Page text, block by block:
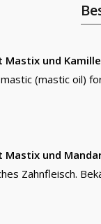
und
(mastic oil)
und
Zahnfleisch.